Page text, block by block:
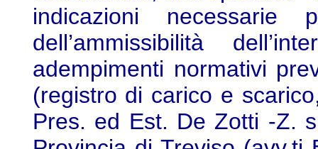
indicazioni necessarie
dell’ammissibilità
adempimenti normativi
(registro di carico e
Pres. ed Est. De Zotti -Z.